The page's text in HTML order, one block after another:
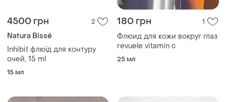
4500 грн 2
Natura Bissé
Inhibit флюїд для контуру
очей, 15 ml
15 мл
180 грн 1
Флюид для кожи вокруг глаз
revuele vitamin c
25 мл